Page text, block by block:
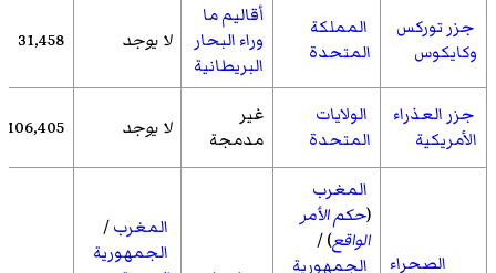
جزر توركس
وكايكوس
المملكة
المتحدة
أقاليم ما
وراء البحار
البريطانية
لا يوجد 31,458
جزر العذراء
الأمريكية
الولايات
المتحدة
غير
مدمجة
لا يوجد 106,405
الصحراء
المغرب
(حكم الأمر
الواقع) /
الجمهورية
المغرب/
الجمهورية